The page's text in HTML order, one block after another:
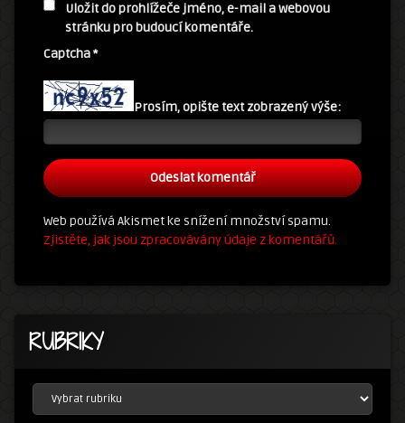
Uložit do prohlížeče jméno, e-mail a webovou
stránku pro budoucí komentáře.
Captcha*
Prosím, opište text zobrazený výše:
Web používá Akismet ke snížení množství spamu.
Zjistěte, jak jsou zpracovávány údaje z komentářů.
RUBRIKY